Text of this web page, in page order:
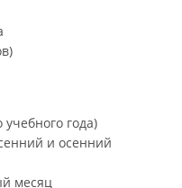
года)
и осенний
месяц